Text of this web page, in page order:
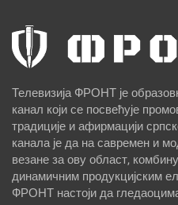
Телевизија ФРОНТ је
канал који се посвећује
традиције и афирмацији
канала је да на савремен и
везане за ову област,
динамичним продукцијским
ФРОНТ настоји да